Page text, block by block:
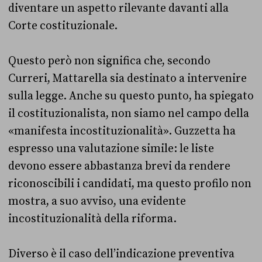
diventare un aspetto rilevante davanti alla
Corte costituzionale.
Questo però non significa che, secondo
Curreri, Mattarella sia destinato a intervenire
sulla legge. Anche su questo punto, ha spiegato
il costituzionalista, non siamo nel campo della
«manifesta incostituzionalità». Guzzetta ha
espresso una valutazione simile: le liste
devono essere abbastanza brevi da rendere
riconoscibili i candidati, ma questo profilo non
mostra, a suo avviso, una evidente
incostituzionalità della riforma.
Diverso è il caso dell’indicazione preventiva